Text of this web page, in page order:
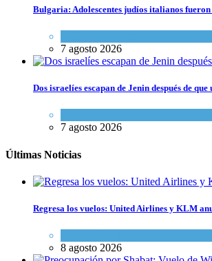
Bulgaria: Adolescentes judíos italianos
7 agosto 2026
Dos israelíes escapan de Jenin después de
7 agosto 2026
Últimas Noticias
Regresa los vuelos: United Airlines y KLM
8 agosto 2026